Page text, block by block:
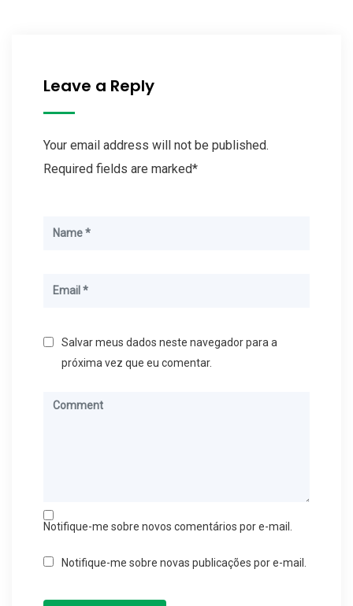
Leave a Reply
Your email address will not be published.
Required fields are marked*
Salvar meus dados neste navegador para a
próxima vez que eu comentar.
Notifique-me sobre novos comentários por e-mail.
Notifique-me sobre novas publicações por e-mail.